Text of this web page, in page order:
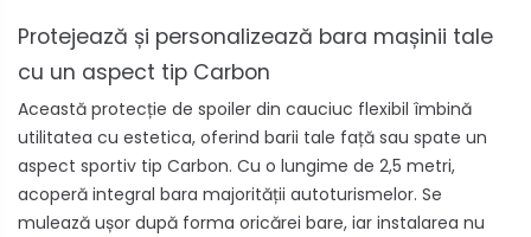
Protejează și personalizează bara mașinii tale
cu un aspect tip Carbon
Această protecție de spoiler din cauciuc flexibil îmbină
utilitatea cu estetica, oferind barii tale față sau spate un
aspect sportiv tip Carbon. Cu o lungime de 2,5 metri,
acoperă integral bara majorității autoturismelor. Se
mulează ușor după forma oricărei bare, iar instalarea nu